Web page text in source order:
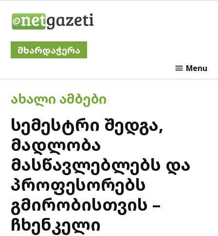
მხარდაჭერა
Menu
POSTED
IN
ᲐᲮᲐᲚᲘ ᲐᲛᲑᲔᲑᲘ
სემესტრი შედგა,
მადლობა
მასწავლებლებს და
პროფესორებს
გმირობისთვის –
ჩხენკელი